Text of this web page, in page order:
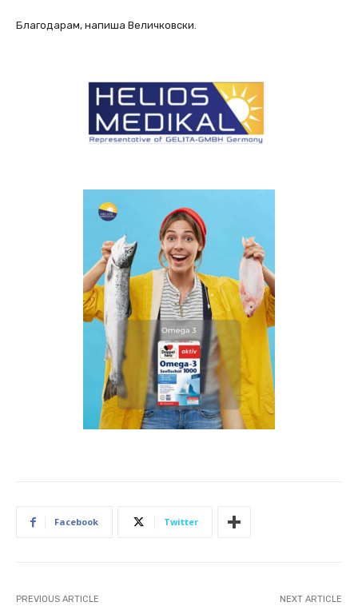
Благодарам, напиша Величковски.
Facebook Twitter
PREVIOUS ARTICLE NEXT ARTICLE